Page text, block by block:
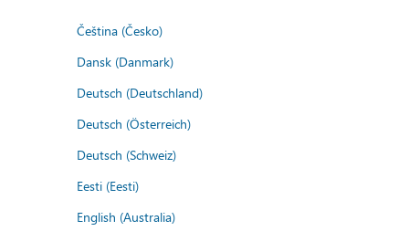
Čeština (Česko)
Dansk (Danmark)
Deutsch (Deutschland)
Deutsch (Österreich)
Deutsch (Schweiz)
Eesti (Eesti)
English (Australia)